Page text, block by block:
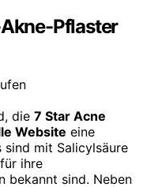
Pflaster
die 7 Star Acne
Website eine
sind mit Salicylsäure
ihre
bekannt sind. Neben